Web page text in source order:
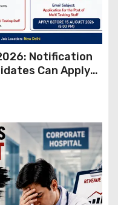
Notification
Can Apply